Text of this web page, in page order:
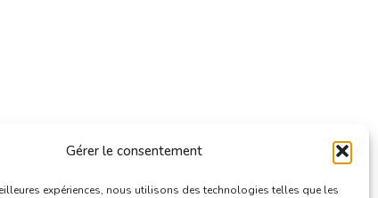
Gérer le consentement
expériences, nous utilisons des technologies telles que les